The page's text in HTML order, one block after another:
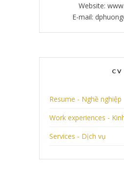
Website:
E-mail:
CV
Resume - Nghề nghiệp
Work experiences -
Services - Dịch vụ